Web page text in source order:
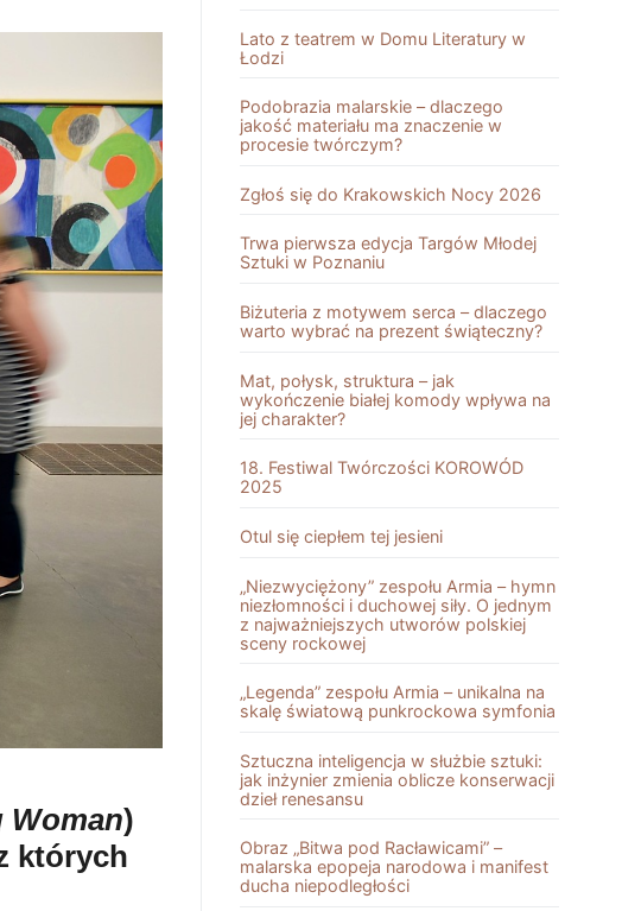
Woman)
których
Lato z teatrem w Domu Literatury w
Łodzi
Podobrazia malarskie – dlaczego
jakość materiału ma znaczenie w
procesie twórczym?
Zgłoś się do Krakowskich Nocy 2026
Trwa pierwsza edycja Targów Młodej
Sztuki w Poznaniu
Biżuteria z motywem serca – dlaczego
warto wybrać na prezent świąteczny?
Mat, połysk, struktura – jak
wykończenie białej komody wpływa na
jej charakter?
18. Festiwal Twórczości KOROWÓD
2025
Otul się ciepłem tej jesieni
„Niezwyciężony” zespołu Armia – hymn
niezłomności i duchowej siły. O jednym
z najważniejszych utworów polskiej
sceny rockowej
„Legenda” zespołu Armia – unikalna na
skalę światową punkrockowa symfonia
Sztuczna inteligencja w służbie sztuki:
jak inżynier zmienia oblicze konserwacji
dzieł renesansu
Obraz „Bitwa pod Racławicami” –
malarska epopeja narodowa i manifest
ducha niepodległości